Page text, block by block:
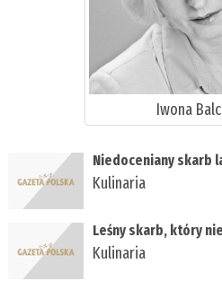
Iwona
Niedoceniany skarb
Kulinaria
Leśny skarb, który
Kulinaria